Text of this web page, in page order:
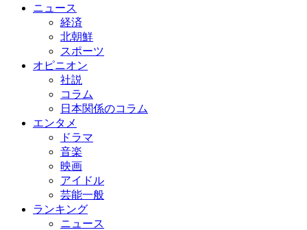
ニュース
経済
北朝鮮
スポーツ
オピニオン
社説
コラム
日本関係のコラム
エンタメ
ドラマ
音楽
映画
アイドル
芸能一般
ランキング
ニュース